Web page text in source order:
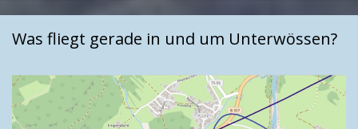
Was fliegt gerade in und um Unterwössen?